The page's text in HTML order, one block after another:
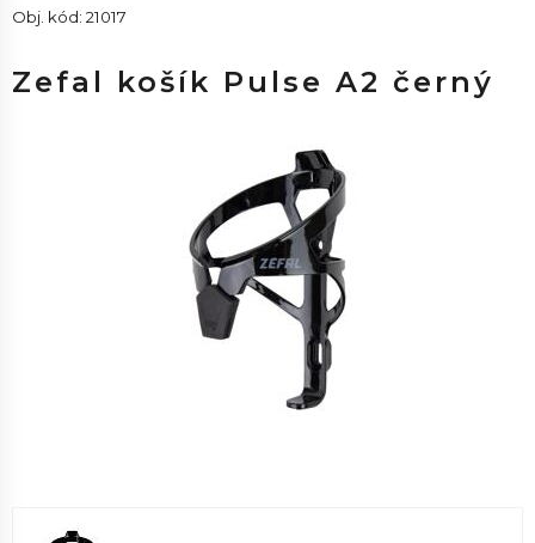
Obj. kód: 21017
Zefal košík Pulse A2 černý